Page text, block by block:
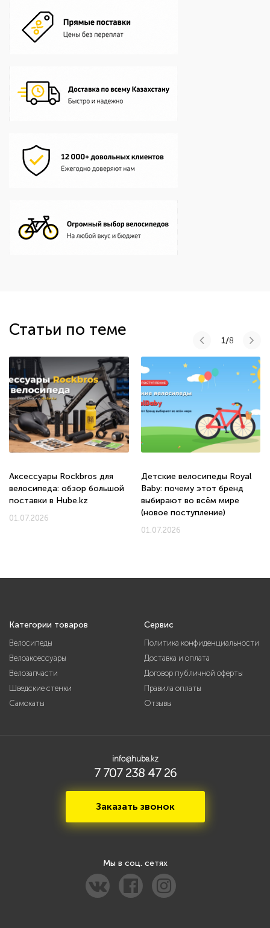
Статьи по теме
Аксессуары Rockbros для
велосипеда: обзор большой
поставки в Hube.kz
01.07.2026
Детские велосипеды Royal
Baby: почему этот бренд
выбирают во всём мире
(новое поступление)
01.07.2026
1/8
Категории товаров
Велосипеды
Велоаксессуары
Велозапчасти
Шведские стенки
Самокаты
Сервис
Политика конфиденциальности
Доставка и оплата
Договор публичной оферты
Правила оплаты
Отзывы
info@hube.kz
7 707 238 47 26
Заказать звонок
Мы в соц. сетях